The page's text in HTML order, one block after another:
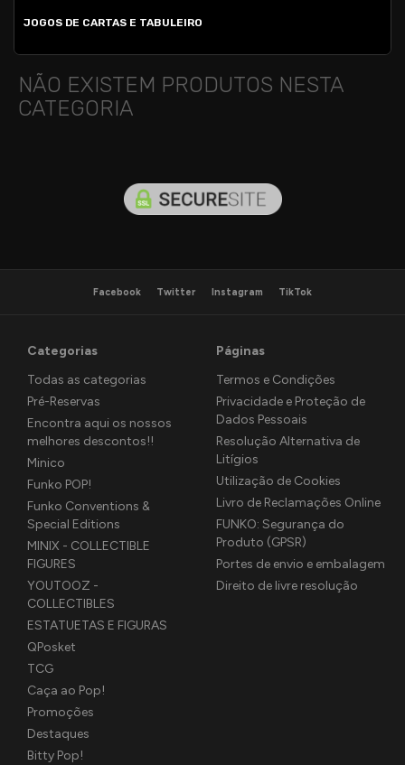
JOGOS DE CARTAS E TABULEIRO
NÃO EXISTEM PRODUTOS NESTA
CATEGORIA
Facebook Twitter Instagram TikTok
Categorias
Todas as categorias
Pré-Reservas
Encontra aqui os nossos
melhores descontos!!
Minico
Funko POP!
Funko Conventions &
Special Editions
MINIX - COLLECTIBLE
FIGURES
YOUTOOZ -
COLLECTIBLES
ESTATUETAS E FIGURAS
QPosket
TCG
Caça ao Pop!
Promoções
Destaques
Bitty Pop!
Páginas
Termos e Condições
Privacidade e Proteção de
Dados Pessoais
Resolução Alternativa de
Litígios
Utilização de Cookies
Livro de Reclamações Online
FUNKO: Segurança do
Produto (GPSR)
Portes de envio e embalagem
Direito de livre resolução